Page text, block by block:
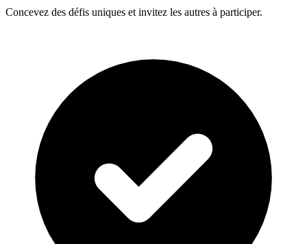
Concevez des défis uniques et invitez les autres à participer.